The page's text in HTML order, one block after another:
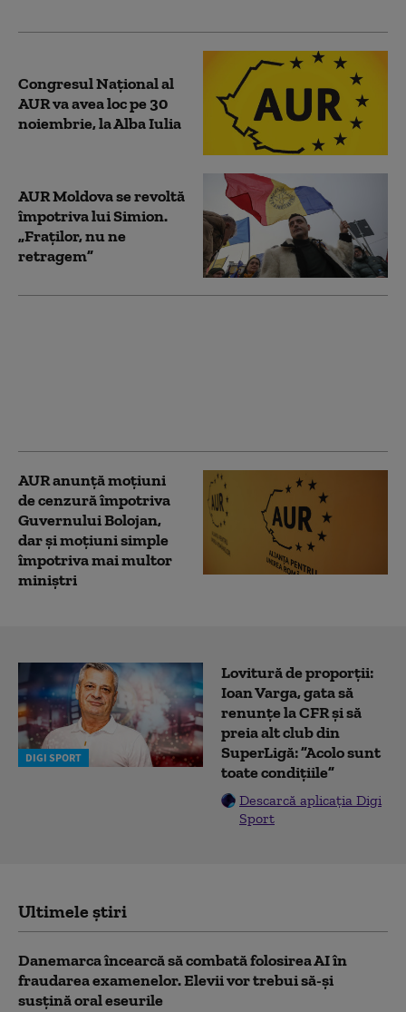
Congresul Național al
AUR va avea loc pe 30
noiembrie, la Alba Iulia
AUR Moldova se revoltă
împotriva lui Simion.
„Fraţilor, nu ne
retragem”
AUR anunţă moţiuni
de cenzură împotriva
Guvernului Bolojan,
dar şi moţiuni simple
împotriva mai multor
miniştri
DIGI SPORT
Lovitură de proporții:
Ioan Varga, gata să
renunțe la CFR și să
preia alt club din
SuperLigă: ”Acolo sunt
toate condițiile”
Descarcă aplicația Digi
Sport
Ultimele știri
Danemarca încearcă să combată folosirea AI în
fraudarea examenelor. Elevii vor trebui să-şi
susţină oral eseurile